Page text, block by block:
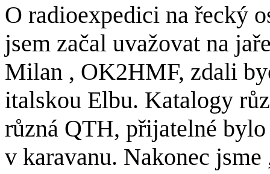
O radioexpedici na řecký
jsem začal uvažovat na
Milan , OK2HMF, zdali
italskou Elbu. Katalogy
různá QTH, přijatelné
v karavanu. Nakonec